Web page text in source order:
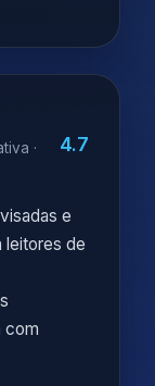
·
4.7
e
leitores de
com